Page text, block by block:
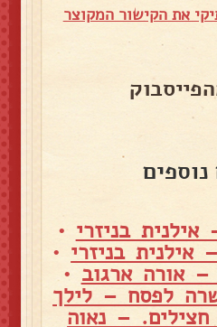
את הקישור המקוצר
בניזרי •
בניזרי •
– אורה ארגוב •
לפסח – לילך
– נאוה